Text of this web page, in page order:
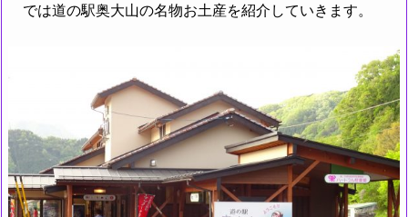
では道の駅奥大山の名物お土産を紹介していきます。